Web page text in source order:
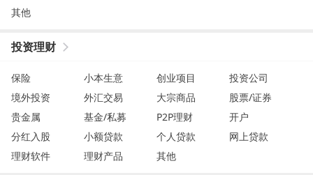
其他
投资理财
保险 小本生意 创业项目
投资公司
境外投资
外汇交易 大宗商品
股票/证券
贵金属
基金/私募 P2P理财
开户
分红入股
小额贷款 个人贷款
网上贷款
理财软件
理财产品 其他